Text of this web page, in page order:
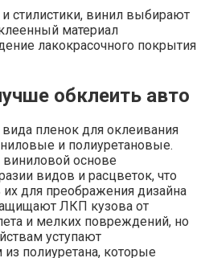
стилистики, винил выбирают
материал
лакокрасочного покрытия
обклеить авто
пленок для оклеивания
и полиуретановые.
основе
видов и расцветок, что
их для преображения дизайна
ЛКП кузова от
и мелких повреждений, но
уступают
полиуретана, которые